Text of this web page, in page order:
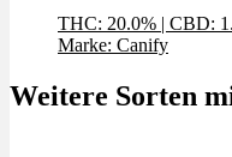
THC: 20.0% | CBD:
Marke: Canify
Weitere Sorten